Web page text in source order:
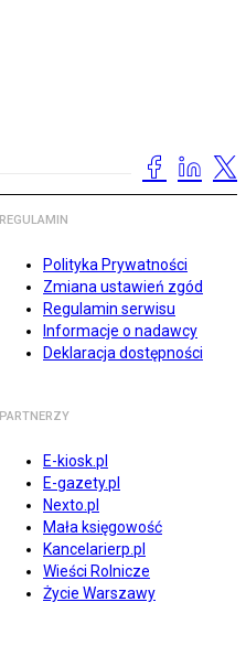
REGULAMIN
Polityka Prywatności
Zmiana ustawień zgód
Regulamin serwisu
Informacje o nadawcy
Deklaracja dostępności
PARTNERZY
E-kiosk.pl
E-gazety.pl
Nexto.pl
Mała księgowość
Kancelarierp.pl
Wieści Rolnicze
Życie Warszawy